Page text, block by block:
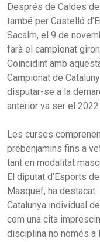
Després de Caldes
també per Castelló
Sacalm, el 9 de
farà el campionat
Coincidint amb
Campionat de
disputar-se a la
anterior va ser el 2022
Les curses
prebenjamins fins a
tant en modalitat
El diputat d’Esports
Masquef, ha
Catalunya individual
com una cita
disciplina no només a